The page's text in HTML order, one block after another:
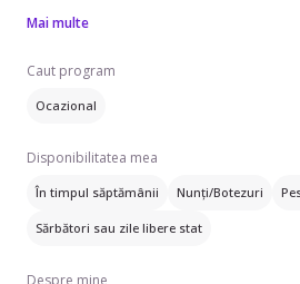
Office-ul la nivel avansat. Fiind o
Mai multe
Caut program
Ocazional
Disponibilitatea mea
În timpul săptămânii Nunți/Botezuri
Sărbători sau zile libere stat
Despre mine